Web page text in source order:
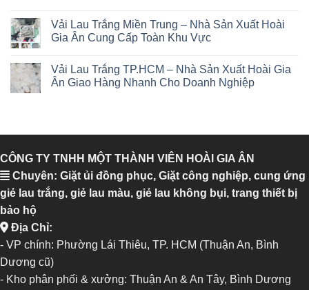
Vải Lau Trắng Miền Trung – Nhà Sản Xuất Hoài
Gia Ân Cung Cấp Toàn Khu Vực
Vải Lau Trắng TP.HCM – Nhà Sản Xuất Hoài Gia
Ân Giao Hàng Nhanh Cho Doanh Nghiệp
CÔNG TY TNHH MỘT THÀNH VIÊN HOÀI GIA ÂN
Chuyên: Giặt ủi đồng phục, Giặt công nghiệp, cung ứng
giẻ lau trắng, giẻ lau màu, giẻ lau không bụi, trang thiết bị
bảo hộ
Địa Chỉ:
- VP chính: Phường Lái Thiêu, TP. HCM (Thuận An, Bình
Dương cũ)
- Kho phân phối & xưởng: Thuận An & An Tây, Bình Dương